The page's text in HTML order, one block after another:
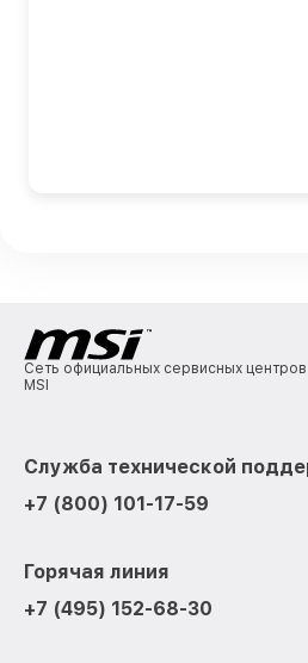
Сеть официальных сервисных центров
MSI
Служба технической
+7 (800) 101-17-59
Горячая линия
+7 (495) 152-68-30